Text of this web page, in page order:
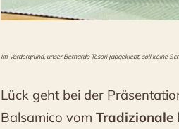
Im Vordergrund, unser Bernardo Tesori (abgeklebt, soll keine
Lück geht bei der
Balsamico vom Tradizionale